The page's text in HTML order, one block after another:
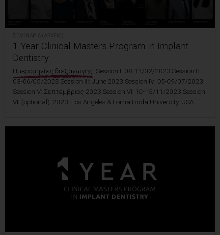
ΣΕΜΙΝΆΡΙΑ (ΑΡΧΕΊΟ)
1 Year Clinical Masters Program in Implant
Dentistry
Ημερομηνίες διεξαγωγής: Session I: 08-11/02/2023 Session II:
03-06/05/2023 Session III: June 2023 Session IV: 05-09/07/2023
Session V: Σεπτέμβριος 2023 Session VI: 10-15/11/2023 Session
VII (optional). 2023, Los Angeles & Loma Linda Univercity, USA